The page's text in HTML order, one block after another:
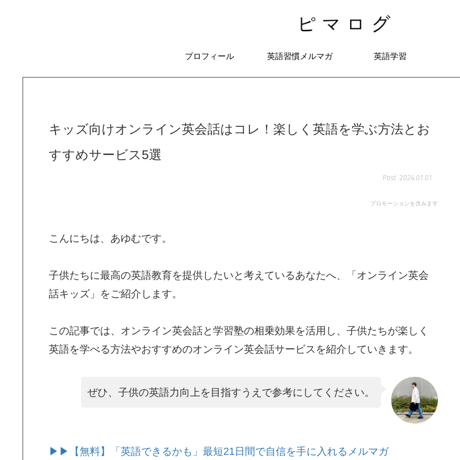
プロフィール 英語習慣メルマガ 英語学習
キッズ向けオンライン英会話はコレ！楽しく英語を学ぶ方法とお
すすめサービス5選
2024.01.01
プロモーションを含みます
こんにちは、あゆむです。
子供たちに最高の英語教育を提供したいと考えているあなたへ、「オンライン英会
話キッズ」をご紹介します。
この記事では、オンライン英会話と学習塾の相乗効果を活用し、子供たちが楽しく
英語を学べる方法やおすすめのオンライン英会話サービスを紹介していきます。
ぜひ、子供の英語力向上を目指すうえで参考にしてください。
▶▶【無料】「英語できるかも」最短21日間で自信を手に入れるメルマガ